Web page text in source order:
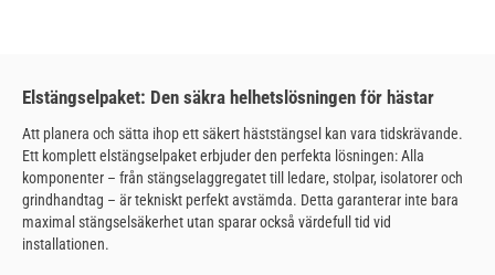
Elstängselpaket: Den säkra helhetslösningen för hästar
Att planera och sätta ihop ett säkert häststängsel kan vara tidskrävande.
Ett komplett elstängselpaket erbjuder den perfekta lösningen: Alla
komponenter – från stängselaggregatet till ledare, stolpar, isolatorer och
grindhandtag – är tekniskt perfekt avstämda. Detta garanterar inte bara
maximal stängselsäkerhet utan sparar också värdefull tid vid
installationen.